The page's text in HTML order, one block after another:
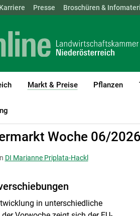
ÖSTERREICH BGLD KTN
Karriere Presse Broschüren &
Markt & Preise
(current)1
Pflanzen
Woche 06/2026
DI Marianne Priplata-Hackl
in unterschiedliche